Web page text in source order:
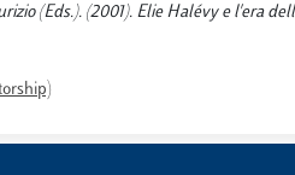
(Eds.). (2001). Elie Halévy e l'era